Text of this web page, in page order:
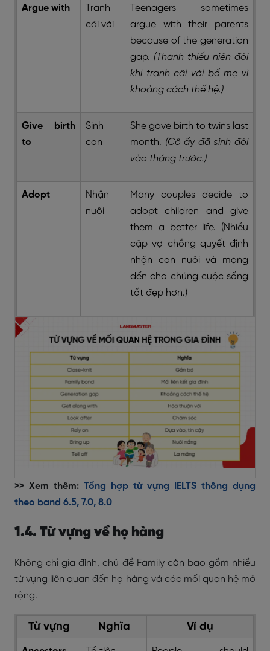
Argue with
Tranh
cãi với
Teenagers sometimes
argue with their parents
because of the generation
gap. (Thanh thiếu niên đôi
khi tranh cãi với bố mẹ vì
khoảng cách thế hệ.)
Give birth
to
Sinh
con
She gave birth to twins last
month. (Cô ấy đã sinh đôi
vào tháng trước.)
Adopt
Nhận
nuôi
Many couples decide to
adopt children and give
them a better life. (Nhiều
cặp vợ chồng quyết định
nhận con nuôi và mang
đến cho chúng cuộc sống
tốt đẹp hơn.)
>> Xem thêm: Tổng hợp từ vựng IELTS thông dụng
theo band 6.5, 7.0, 8.0
1.4. Từ vựng về họ hàng
Không chỉ gia đình, chủ đề Family còn bao gồm nhiều
từ vựng liên quan đến họ hàng và các mối quan hệ mở
rộng.
Từ vựng Nghĩa Ví dụ